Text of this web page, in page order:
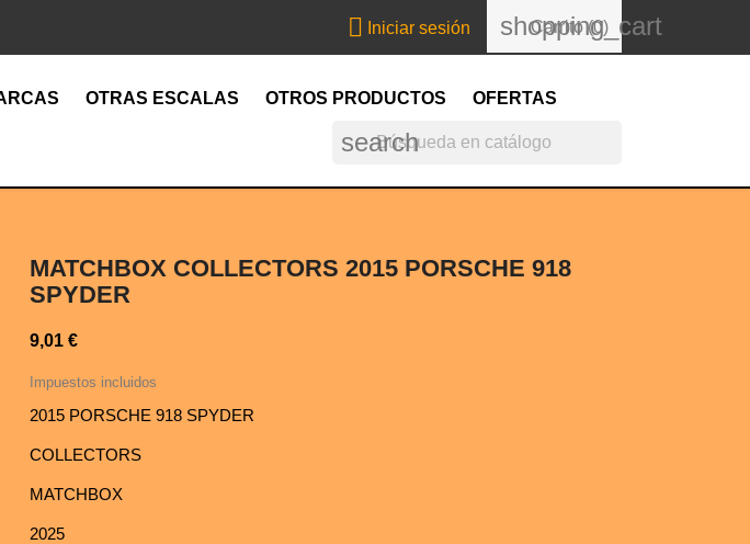
 Iniciar sesión shopping_cart
Carrito (0)
OTRAS ESCALAS OTROS PRODUCTOS OFERTAS
search
MATCHBOX COLLECTORS 2015 PORSCHE 918
SPYDER
9,01 €
Impuestos incluidos
2015 PORSCHE 918 SPYDER
COLLECTORS
MATCHBOX
2025